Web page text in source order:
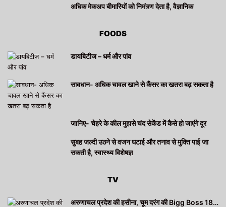
अधिक मेकअप बीमारियों को निमंत्र्ण देता है, वैज्ञानिक
FOODS
डायबिटीज – धर्म और पांव
सावधान- अधिक चावल खाने से कैंसर का खतरा बढ़ सकता है
जानिए- चेहरे के कील मुहासे चंद सेकेंड में कैसे हो जाएंगे दूर
सुबह जल्दी उठने से वजन घटाई और तनाव से मुक्ति पाई जा
सकती है, स्वास्थ्य विशेषज्ञ
TV
अरुणाचल प्रदेश की हसीना, चूम दरंग की Bigg Boss 18…